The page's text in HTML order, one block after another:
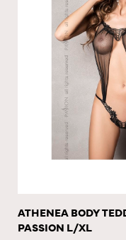
ATHENEA BODY
PASSION L/XL